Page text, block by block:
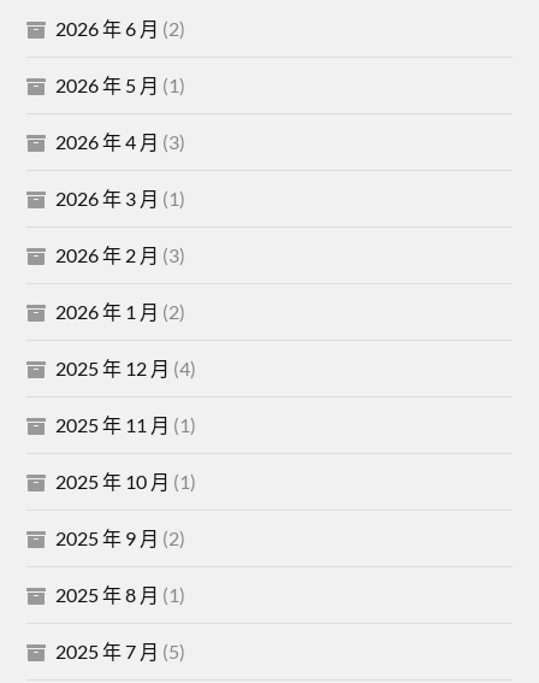
2026 年 6 月 (2)
2026 年 5 月 (1)
2026 年 4 月 (3)
2026 年 3 月 (1)
2026 年 2 月 (3)
2026 年 1 月 (2)
2025 年 12 月 (4)
2025 年 11 月 (1)
2025 年 10 月 (1)
2025 年 9 月 (2)
2025 年 8 月 (1)
2025 年 7 月 (5)